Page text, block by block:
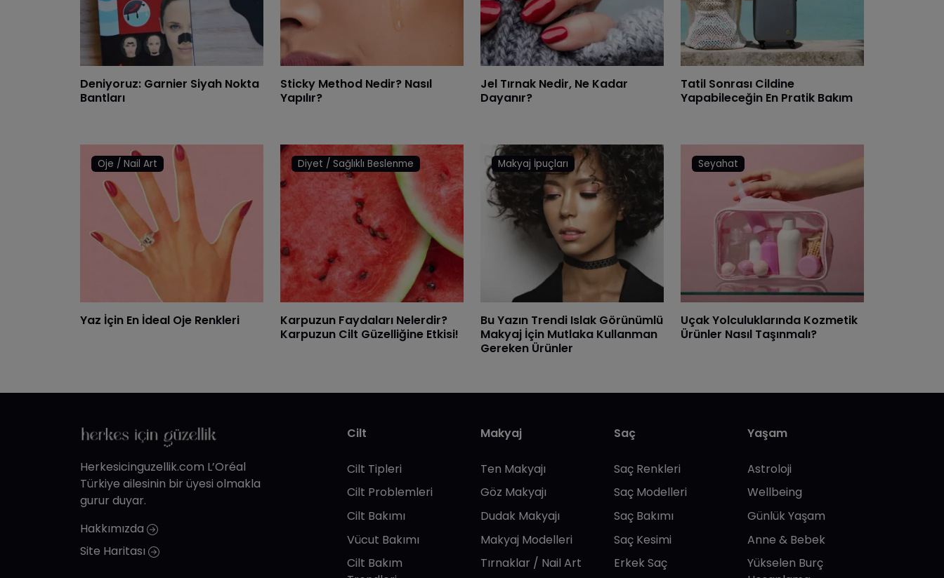
Deniyoruz: Garnier Siyah Nokta
Bantları
Sticky Method Nedir? Nasıl
Yapılır?
Jel Tırnak Nedir, Ne Kadar
Dayanır?
Tatil Sonrası Cildine
Yapabileceğin En Pratik Bakım
Oje / Nail Art
Yaz İçin En İdeal Oje Renkleri
Diyet / Sağlıklı Beslenme
Karpuzun Faydaları Nelerdir?
Karpuzun Cilt Güzelliğine Etkisi!
Makyaj İpuçları
Bu Yazın Trendi Islak Görünümlü
Makyaj İçin Mutlaka Kullanman
Gereken Ürünler
Seyahat
Uçak Yolculuklarında Kozmetik
Ürünler Nasıl Taşınmalı?
Herkesicinguzellik.com L’Oréal
Türkiye ailesinin bir üyesi olmakla
gurur duyar.
Hakkımızda
Site Haritası
Cilt
Cilt Tipleri
Cilt Problemleri
Cilt Bakımı
Vücut Bakımı
Cilt Bakım
Makyaj
Ten Makyajı
Göz Makyajı
Dudak Makyajı
Makyaj Modelleri
Tırnaklar / Nail Art
Saç
Saç Renkleri
Saç Modelleri
Saç Bakımı
Saç Kesimi
Erkek Saç
Yaşam
Astroloji
Wellbeing
Günlük Yaşam
Anne & Bebek
Yükselen Burç